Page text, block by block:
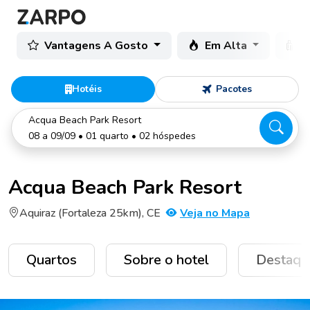
Vantagens A Gosto Em Alta
Hotéis Pacotes
Acqua Beach Park Resort
08 a 09/09 • 01 quarto • 02 hóspedes
Acqua Beach Park Resort
Aquiraz (Fortaleza 25km), CE Veja no Mapa
Quartos Sobre o hotel